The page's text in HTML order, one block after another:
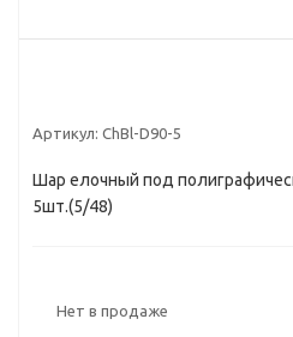
Артикул: ChBl-D90-5
Шар елочный под
5шт.(5/48)
Нет в продаже